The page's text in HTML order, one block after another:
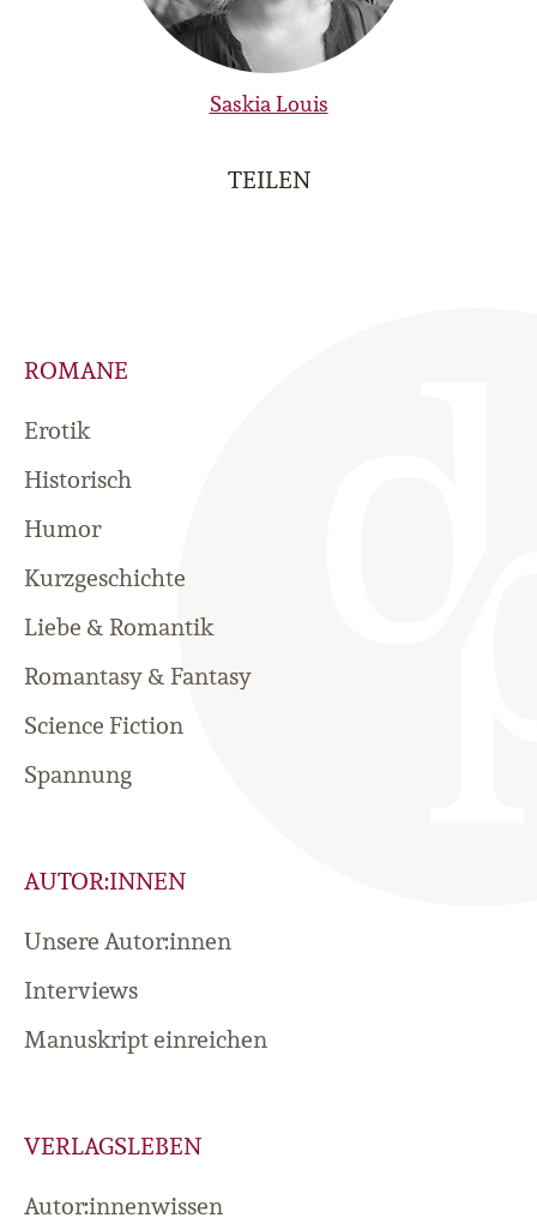
Saskia Louis
TEILEN
ROMANE
Erotik
Historisch
Humor
Kurzgeschichte
Liebe & Romantik
Romantasy & Fantasy
Science Fiction
Spannung
AUTOR:INNEN
Unsere Autor:innen
Interviews
Manuskript einreichen
VERLAGSLEBEN
Autor:innenwissen